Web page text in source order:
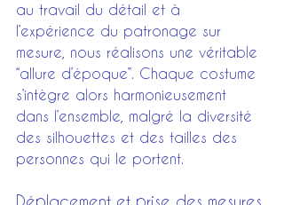
au travail du détail et à
l’expérience du patronage sur
mesure, nous réalisons une véritable
“allure d’époque”. Chaque costume
s’intègre alors harmonieusement
dans l’ensemble, malgré la diversité
des silhouettes et des tailles des
personnes qui le portent.